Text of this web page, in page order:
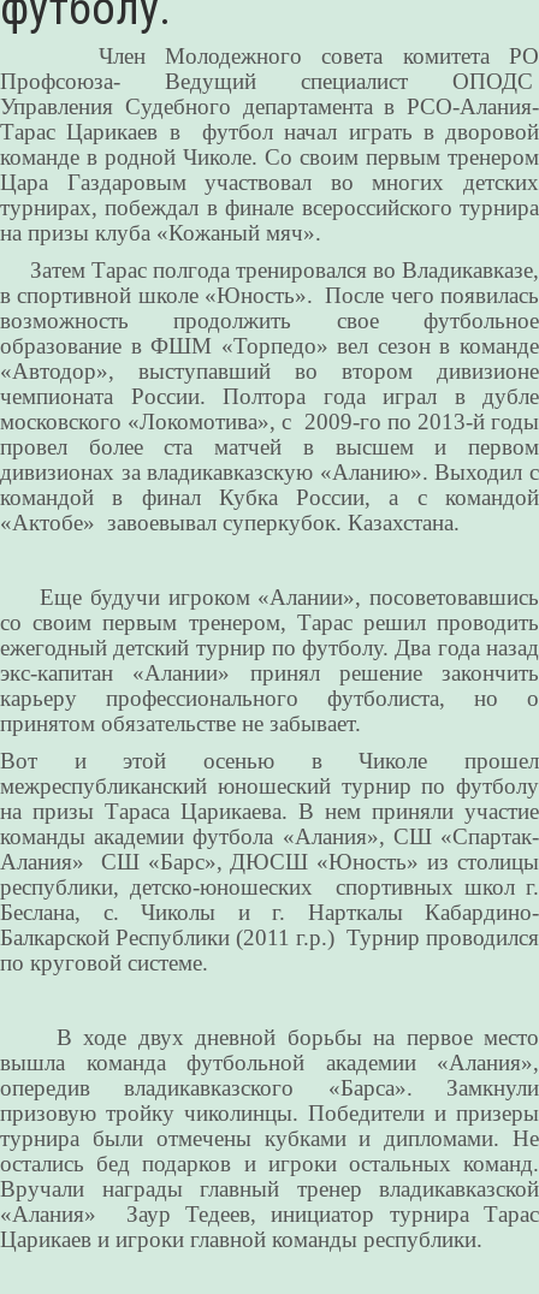
Член Молодежного совета комитета РО
Профсоюза- Ведущий специалист ОПОДС
Управления Судебного департамента в РСО-Алания-
Тарас Царикаев в футбол начал играть в дворовой
команде в родной Чиколе. Со своим первым тренером
Цара Газдаровым участвовал во многих детских
турнирах, побеждал в финале всероссийского турнира
на призы клуба «Кожаный мяч».
Затем Тарас полгода тренировался во Владикавказе,
в спортивной школе «Юность». После чего появилась
возможность продолжить свое футбольное
образование в ФШМ «Торпедо» вел сезон в команде
«Автодор», выступавший во втором дивизионе
чемпионата России. Полтора года играл в дубле
московского «Локомотива», с 2009-го по 2013-й годы
провел более ста матчей в высшем и первом
дивизионах за владикавказскую «Аланию». Выходил с
командой в финал Кубка России, а с командой
«Актобе» завоевывал суперкубок. Казахстана.
Еще будучи игроком «Алании», посоветовавшись
со своим первым тренером, Тарас решил проводить
ежегодный детский турнир по футболу. Два года назад
экс-капитан «Алании» принял решение закончить
карьеру профессионального футболиста, но о
принятом обязательстве не забывает.
Вот и этой осенью в Чиколе прошел
межреспубликанский юношеский турнир по футболу
на призы Тараса Царикаева. В нем приняли участие
команды академии футбола «Алания», СШ «Спартак-
Алания» СШ «Барс», ДЮСШ «Юность» из столицы
республики, детско-юношеских спортивных школ г.
Беслана, с. Чиколы и г. Нарткалы Кабардино-
Балкарской Республики (2011 г.р.) Турнир проводился
по круговой системе.
В ходе двух дневной борьбы на первое место
вышла команда футбольной академии «Алания»,
опередив владикавказского «Барса». Замкнули
призовую тройку чиколинцы. Победители и призеры
турнира были отмечены кубками и дипломами. Не
остались бед подарков и игроки остальных команд.
Вручали награды главный тренер владикавказской
«Алания» Заур Тедеев, инициатор турнира Тарас
Царикаев и игроки главной команды республики.